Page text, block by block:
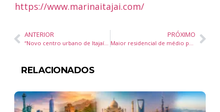
https://www.marinaitajai.com/
ANTERIOR
“Novo centro urbano de Itajaí”, o bairro São Vicente, inaugura centro de compras e serviços com investimento de R$ 30 milhões
PRÓXIMO
Maior residencial de médio padrão do litoral de SC tem quase 60% das unidades vendidas em 15 dias
RELACIONADOS